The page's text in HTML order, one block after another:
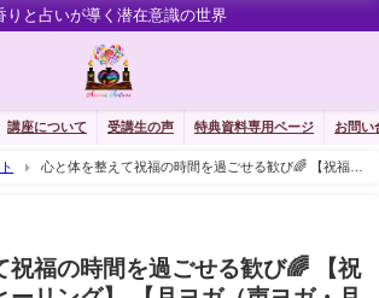
りと占いが導く潜在意識の世界
講座について 受講生の声 特典資料専用ページ お問い
心と体を整えて祝福の時間を過ごせる歓び🌈 【祝福ア
祝福の時間を過ごせる歓び🌈 【祝